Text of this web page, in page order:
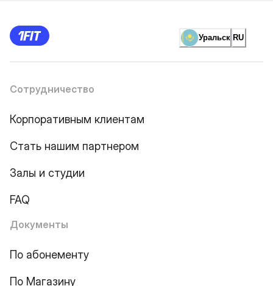
Уральск RU
Сотрудничество
Корпоративным клиентам
Стать нашим партнером
Залы и студии
FAQ
Документы
По абонементу
По Магазину